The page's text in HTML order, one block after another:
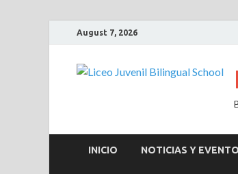
August 7, 2026
INICIO NOTICIAS Y